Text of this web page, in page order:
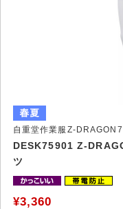
DESK75901 Z-
ツ
¥3,360